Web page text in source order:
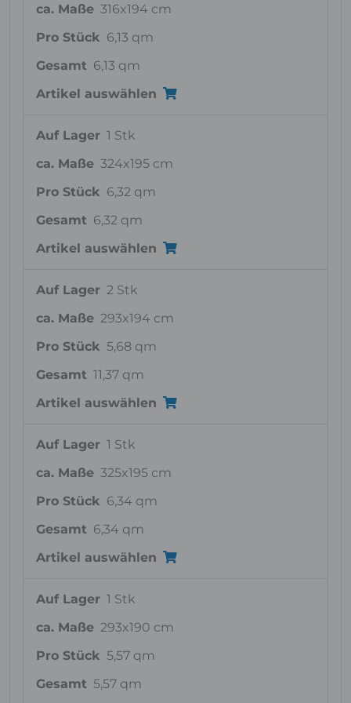
ca. Maße 316x194 cm
Pro Stück 6,13 qm
Gesamt 6,13 qm
Artikel auswählen
Auf Lager 1 Stk
ca. Maße 324x195 cm
Pro Stück 6,32 qm
Gesamt 6,32 qm
Artikel auswählen
Auf Lager 2 Stk
ca. Maße 293x194 cm
Pro Stück 5,68 qm
Gesamt 11,37 qm
Artikel auswählen
Auf Lager 1 Stk
ca. Maße 325x195 cm
Pro Stück 6,34 qm
Gesamt 6,34 qm
Artikel auswählen
Auf Lager 1 Stk
ca. Maße 293x190 cm
Pro Stück 5,57 qm
Gesamt 5,57 qm